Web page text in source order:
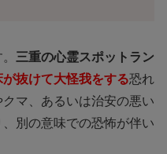
三重の心霊スポットラン
が抜けて大怪我をする恐れ
マ、あるいは治安の悪い
別の意味での恐怖が伴い